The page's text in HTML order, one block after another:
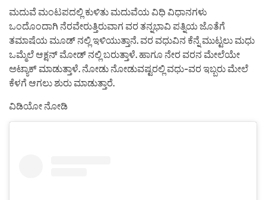
ಮದುವೆ ಮಂಟಪದಲ್ಲಿ ಕುಳಿತು ಮದುವೆಯ ವಿಧಿ ವಿಧಾನಗಳು
ಒಂದೊಂದಾಗಿ ನೆರವೇರುತ್ತಿರುವಾಗ ವರ ತನ್ನಭಾವಿ ಪತ್ನಿಯ ಜೊತೆಗೆ
ತಮಾಷೆಯ ಮೂಡ್ ನಲ್ಲಿ ಇಳಿಯುತ್ತಾನೆ. ವರ ವಧುವಿನ ಕೆನ್ನೆ ಮುಟ್ಟಲು ಮಧು
ಒಮ್ಮೆಲೆ ಆಕ್ಷನ್ ಮೋಡ್ ನಲ್ಲಿ ಬರುತ್ತಾಳೆ. ಹಾಗೂ ನೇರ ವರನ ಮೇಲೆಯೇ
ಅಟ್ಯಾಕ್ ಮಾಡುತ್ತಾಳೆ. ನೋಡು ನೋಡುವಷ್ಟರಲ್ಲಿ ವಧು-ವರ ಇಬ್ಬರು ಮೇಲೆ
ಕೆಳಗೆ ಆಗಲು ಶುರು ಮಾಡುತ್ತಾರೆ.
ವಿಡಿಯೋ ನೋಡಿ